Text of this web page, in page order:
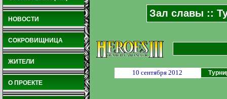
НОВОСТИ
СОКРОВИЩНИЦА
ЖИТЕЛИ
О ПРОЕКТЕ
Зал славы ::
10 сентября 2012